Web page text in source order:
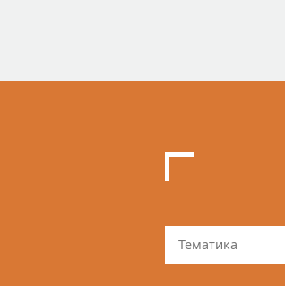
Тематика